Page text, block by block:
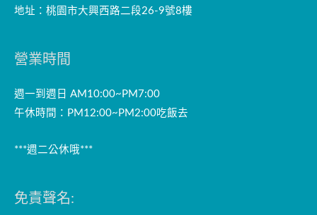
地址：桃園市大興西路二段26-9號8樓
營業時間
週一到週日 AM10:00~PM7:00
午休時間：PM12:00~PM2:00吃飯去
***週二公休哦***
免責聲名: